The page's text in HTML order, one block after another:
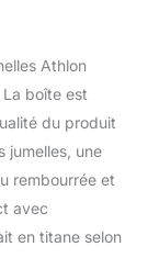
qui
Le
qui
% de la
vous
claire
Athlon
boîte est
du produit
jumelles, une
rembourrée et
avec
en titane selon